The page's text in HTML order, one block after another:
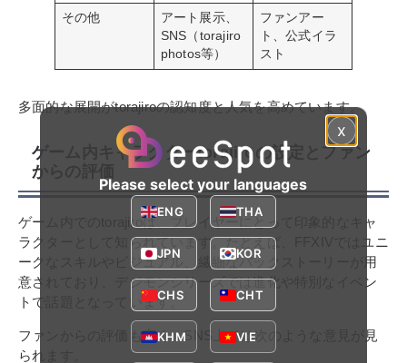
その他
アート展示、
SNS（torajiro
photos等）
ファンアー
ト、公式イラ
スト
多面的な展開がtorajiroの認知度と人気を高めています。
ゲーム内キャラクターtorajiroの設定とファン
からの評価
ゲーム内でのtorajiroは、プレイヤーにとって印象的なキャ
ラクターとして知られています。たとえば、FFXIVではユニ
ークなスキルやビジュアル、繊細なバックストーリーが用
意されており、デジモンシリーズでは進化や特別なイベン
トで話題となっています。
ファンからの評価も高く、SNS上では次のような意見が見
られます。
x
Please select your languages
ENG THA
JPN KOR
CHS CHT
KHM VIE